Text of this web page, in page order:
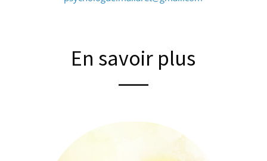
En savoir plus